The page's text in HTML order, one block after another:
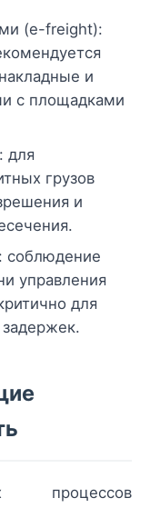
(e-freight):
и
с площадками
для
грузов
и
соблюдение
управления
для
процессов